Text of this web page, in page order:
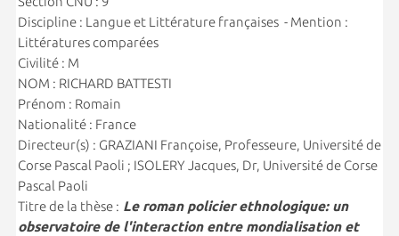
Discipline : Langue et Littérature françaises - Mention :
Littératures comparées
Civilité : M
NOM : RICHARD BATTESTI
Prénom : Romain
Nationalité : France
Directeur(s) : GRAZIANI Françoise, Professeure, Université de
Corse Pascal Paoli ; ISOLERY Jacques, Dr, Université de Corse
Pascal Paoli
Titre de la thèse : Le roman policier ethnologique: un
observatoire de l'interaction entre mondialisation et